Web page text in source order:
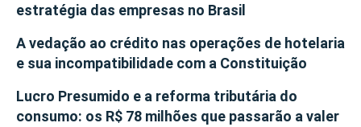
estratégia das empresas no Brasil
A vedação ao crédito nas operações de hotelaria
e sua incompatibilidade com a Constituição
Lucro Presumido e a reforma tributária do
consumo: os R$ 78 milhões que passarão a valer